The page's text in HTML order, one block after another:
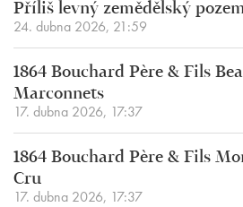
Příliš levný zemědělský
24. dubna 2026, 21:59
1864 Bouchard Père & Fils
Marconnets
17. dubna 2026, 17:37
1864 Bouchard Père & Fils
Cru
17. dubna 2026, 17:37